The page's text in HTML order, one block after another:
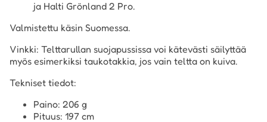
ja Halti Grönland 2 Pro.
Valmistettu käsin Suomessa.
Vinkki: Telttarullan suojapussissa voi kätevästi säilyttää
myös esimerkiksi taukotakkia, jos vain teltta on kuiva.
Tekniset tiedot:
Paino: 206 g
Pituus: 197 cm